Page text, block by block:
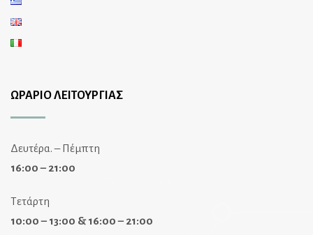
ΩΡΑΡΙΟ ΛΕΙΤΟΥΡΓΙΑΣ
Δευτέρα. – Πέμπτη
16:00 – 21:00
Τετάρτη
10:00 – 13:00 & 16:00 – 21:00